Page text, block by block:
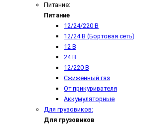
Питание:
Питание
12/24/220 В
12/24 В (Бортовая сеть)
12 В
24 В
12/220 В
Сжиженный газ
От прикуривателя
Аккумуляторные
Для грузовиков:
Для грузовиков